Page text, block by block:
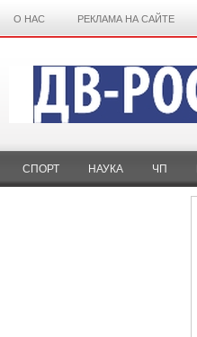
О НАС РЕКЛАМА НА САЙТЕ
СПОРТ НАУКА ЧП